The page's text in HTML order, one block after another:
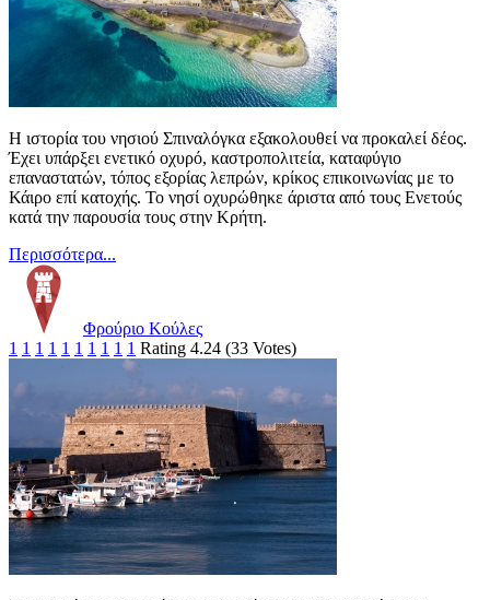
Η ιστορία του νησιού Σπιναλόγκα εξακολουθεί να προκαλεί δέος.
Έχει υπάρξει ενετικό οχυρό, καστροπολιτεία, καταφύγιο
επαναστατών, τόπος εξορίας λεπρών, κρίκος επικοινωνίας με το
Κάιρο επί κατοχής. Το νησί οχυρώθηκε άριστα από τους Ενετούς
κατά την παρουσία τους στην Κρήτη.
Περισσότερα...
Φρούριο Κούλες
1 1 1 1 1 1 1 1 1 1 Rating 4.24 (33 Votes)